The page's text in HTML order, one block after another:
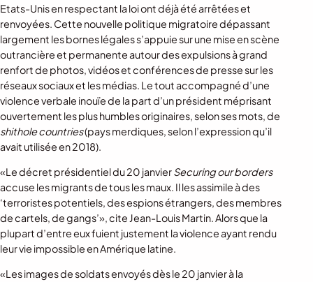
Etats-Unis en respectant la loi ont déjà été arrêtées et
renvoyées. Cette nouvelle politique migratoire dépassant
largement les bornes légales s’appuie sur une mise en scène
outrancière et permanente autour des expulsions à grand
renfort de photos, vidéos et conférences de presse sur les
réseaux sociaux et les médias. Le tout accompagné d’une
violence verbale inouïe de la part d’un président méprisant
ouvertement les plus humbles originaires, selon ses mots, de
shithole countries(pays merdiques, selon l’expression qu’il
avait utilisée en 2018).
«Le décret présidentiel du 20 janvierSecuring our borders
accuse les migrants de tous les maux. Il les assimile à des
‘terroristes potentiels, des espions étrangers, des membres
de cartels, de gangs’», cite Jean-Louis Martin. Alors que la
plupart d’entre eux fuient justement la violence ayant rendu
leur vie impossible en Amérique latine.
«Les images de soldats envoyés dès le 20 janvier à la